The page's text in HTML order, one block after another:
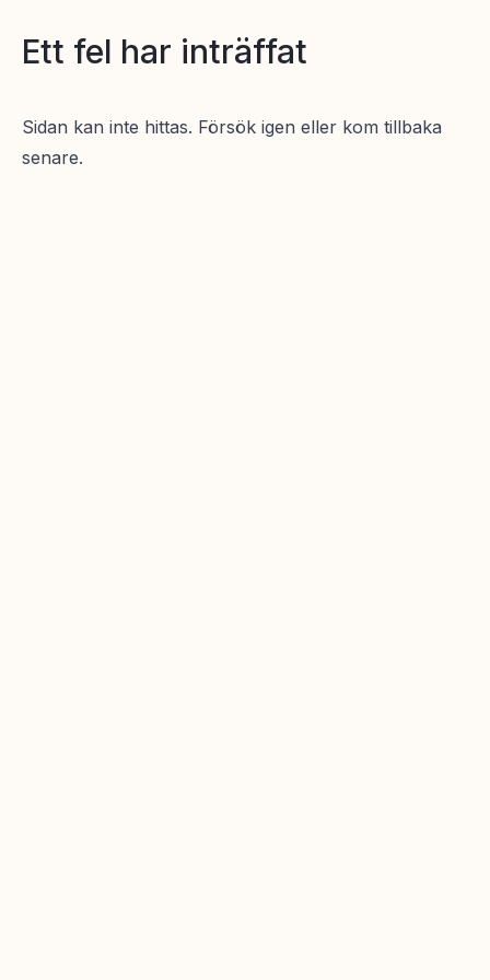
Ett fel har inträffat
Sidan kan inte hittas. Försök igen eller kom tillbaka
senare.